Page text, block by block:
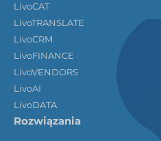
LivoCAT
LivoTRANSLATE
LivoCRM
LivoFINANCE
LivoVENDORS
LivoAI
LivoDATA
Rozwiązania